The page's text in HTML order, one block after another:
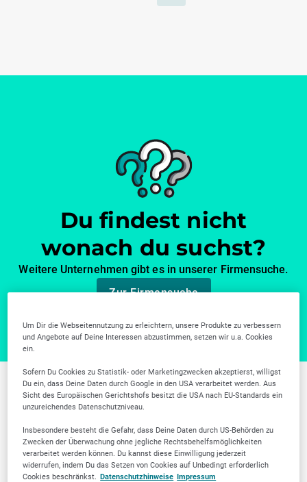
Du findest nicht
wonach du suchst?
Weitere Unternehmen gibt es in unserer Firmensuche.
Zur Firmensuche
Weitere Branchen in
Erlangen
Um Dir die Webseitennutzung zu erleichtern, unsere Produkte zu verbessern
und Angebote auf Deine Interessen abzustimmen, setzen wir u.a. Cookies
ein.
Sofern Du Cookies zu Statistik- oder Marketingzwecken akzeptierst, willigst
Du ein, dass Deine Daten durch Google in den USA verarbeitet werden. Aus
Sicht des Europäischen Gerichtshofs besitzt die USA nach EU-Standards ein
unzureichendes Datenschutzniveau.
Insbesondere besteht die Gefahr, dass Deine Daten durch US-Behörden zu
Zwecken der Überwachung ohne jegliche Rechtsbehelfsmöglichkeiten
verarbeitet werden können. Du kannst diese Einwilligung jederzeit
widerrufen, indem Du das Setzen von Cookies auf Unbedingt erforderlich
Cookies beschränkst. Datenschutzhinweise Impressum